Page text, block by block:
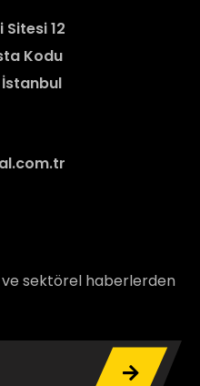
Sitesi 12
Kodu
sektörel haberlerden